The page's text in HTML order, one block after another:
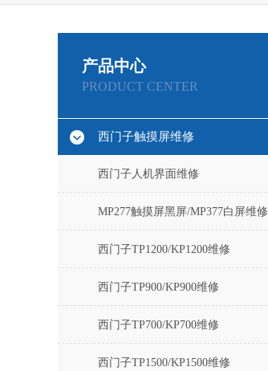
产品中心
PRODUCT CENTER
西门子触摸屏维修
西门子人机界面维修
MP277触摸屏黑屏/MP377白屏维修
西门子TP1200/KP1200维修
西门子TP900/KP900维修
西门子TP700/KP700维修
西门子TP1500/KP1500维修